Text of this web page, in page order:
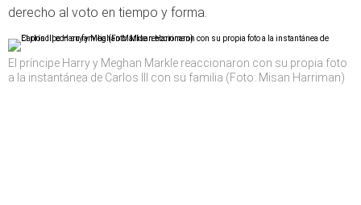
derecho al voto en tiempo y forma.
El príncipe Harry y Meghan Markle reaccionaron con su propia foto
a la instantánea de Carlos III con su familia (Foto: Misan Harriman)